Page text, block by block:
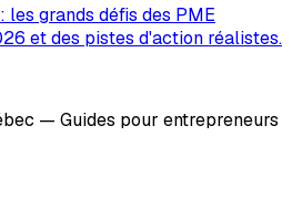
grands défis des PME
et des pistes d'action réalistes.
— Guides pour entrepreneurs